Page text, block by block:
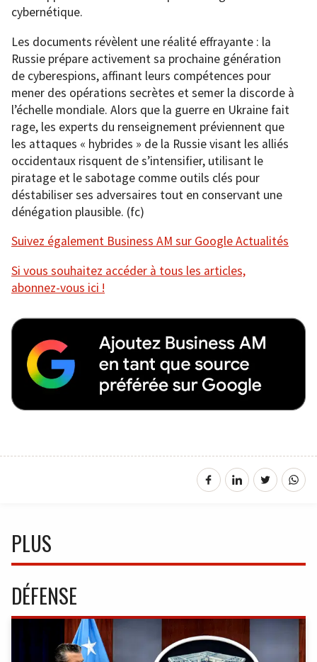
cybernétique.
Les documents révèlent une réalité effrayante : la
Russie prépare activement sa prochaine génération
de cyberespions, affinant leurs compétences pour
mener des opérations secrètes et semer la discorde à
l’échelle mondiale. Alors que la guerre en Ukraine fait
rage, les experts du renseignement préviennent que
les attaques « hybrides » de la Russie visant les alliés
occidentaux risquent de s’intensifier, utilisant le
piratage et le sabotage comme outils clés pour
déstabiliser ses adversaires tout en conservant une
dénégation plausible. (fc)
Suivez également Business AM sur Google Actualités
Si vous souhaitez accéder à tous les articles,
abonnez-vous ici !
PLUS
DÉFENSE